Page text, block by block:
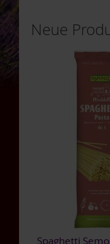
Beltane
Benecos
Davert
Dr.
Neue
Spaghetti